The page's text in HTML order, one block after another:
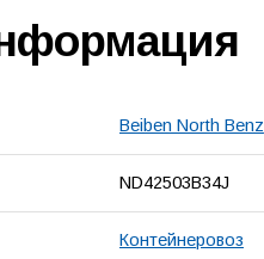
Beiben North Benz
ND42503B34J
Контейнеровоз